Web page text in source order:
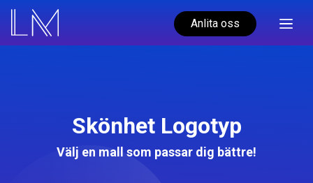
Anlita oss
Skönhet Logotyp
Välj en mall som passar dig bättre!